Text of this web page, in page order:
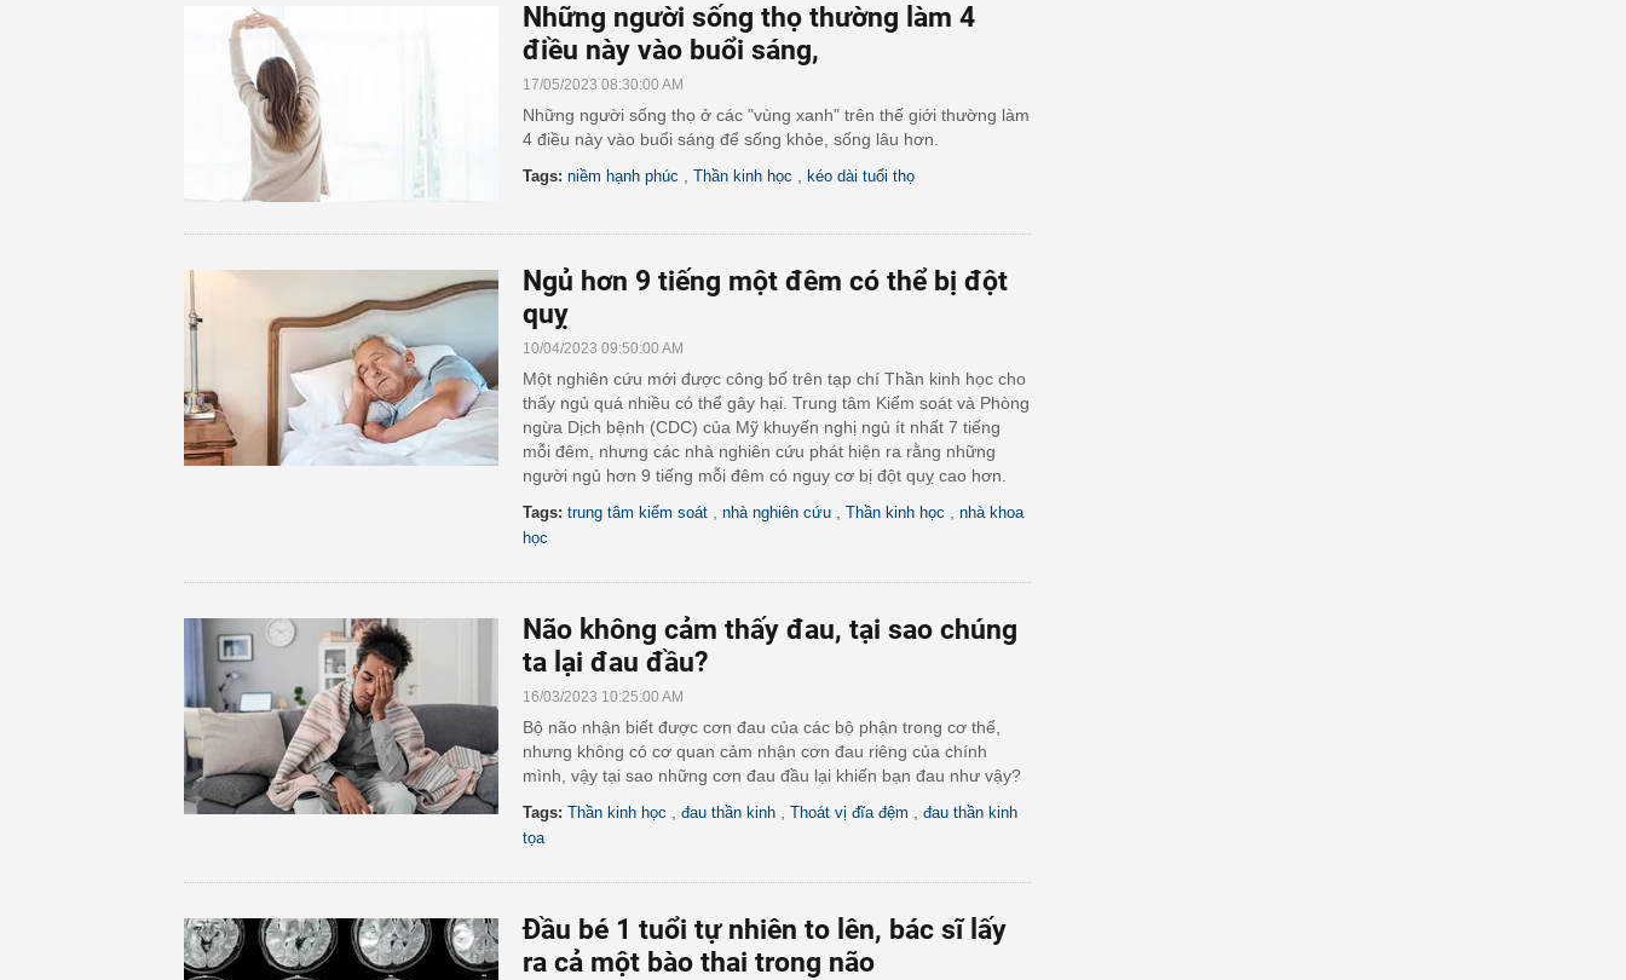
Những người sống thọ thường làm 4
điều này vào buổi sáng,
17/05/2023 08:30:00 AM
Những người sống thọ ở các "vùng xanh" trên thế giới thường làm
4 điều này vào buổi sáng để sống khỏe, sống lâu hơn.
Tags: niềm hạnh phúc Thần kinh học kéo dài tuổi thọ
Ngủ hơn 9 tiếng một đêm có thể bị đột
quỵ
10/04/2023 09:50:00 AM
Một nghiên cứu mới được công bố trên tạp chí Thần kinh học cho
thấy ngủ quá nhiều có thể gây hại. Trung tâm Kiểm soát và Phòng
ngừa Dịch bệnh (CDC) của Mỹ khuyến nghị ngủ ít nhất 7 tiếng
mỗi đêm, nhưng các nhà nghiên cứu phát hiện ra rằng những
người ngủ hơn 9 tiếng mỗi đêm có nguy cơ bị đột quỵ cao hơn.
Tags: trung tâm kiểm soát nhà nghiên cứu Thần kinh học
nhà khoa
học
Não không cảm thấy đau, tại sao chúng
ta lại đau đầu?
16/03/2023 10:25:00 AM
Bộ não nhận biết được cơn đau của các bộ phận trong cơ thể,
nhưng không có cơ quan cảm nhận cơn đau riêng của chính
mình, vậy tại sao những cơn đau đầu lại khiến bạn đau như vậy?
Tags: Thần kinh học đau thần kinh Thoát vị đĩa đệm
đau thần kinh
tọa
Đầu bé 1 tuổi tự nhiên to lên, bác sĩ lấy
ra cả một bào thai trong não